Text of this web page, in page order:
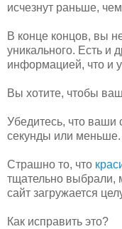
исчезнут раньше,
В конце концов, вы
уникального. Есть и
информацией, что и
Вы хотите, чтобы
Убедитесь, что ваши
секунды или меньше.
Страшно то, что
тщательно выбрали,
сайт загружается
Как исправить это?